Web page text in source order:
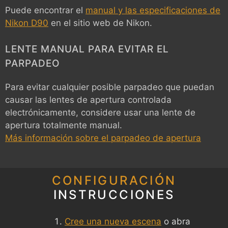
Puede encontrar el manual y las especificaciones de
Nikon D90 en el sitio web de Nikon.
LENTE MANUAL PARA EVITAR EL
PARPADEO
Para evitar cualquier posible parpadeo que puedan
causar las lentes de apertura controlada
electrónicamente, considere usar una lente de
apertura totalmente manual.
Más información sobre el parpadeo de apertura
CONFIGURACIÓN
INSTRUCCIONES
Cree una nueva escena o abra